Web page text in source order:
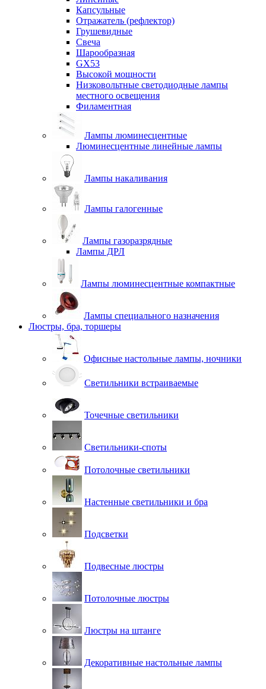
Капсульные
Отражатель (рефлектор)
Грушевидные
Свеча
Шарообразная
GX53
Высокой мощности
Низковольтные светодиодные лампы
местного освещения
Филаментная
Лампы люминесцентные
Люминесцентные линейные лампы
Лампы накаливания
Лампы галогенные
Лампы газоразрядные
Лампы ДРЛ
Лампы люминесцентные компактные
Лампы специального назначения
Люстры, бра, торшеры
Офисные настольные лампы, ночники
Светильники встраиваемые
Точечные светильники
Светильники-споты
Потолочные светильники
Настенные светильники и бра
Подсветки
Подвесные люстры
Потолочные люстры
Люстры на штанге
Декоративные настольные лампы